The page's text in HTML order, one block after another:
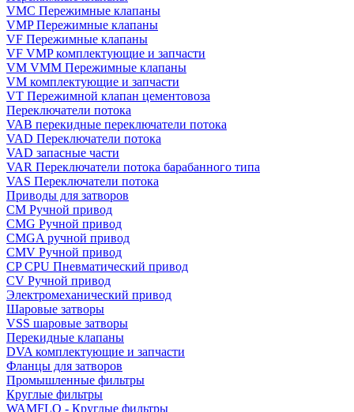
VMC Пережимные клапаны
VMP Пережимные клапаны
VF Пережимные клапаны
VF VMP комплектующие и запчасти
VM VMM Пережимные клапаны
VM комплектующие и запчасти
VT Пережимной клапан цементовоза
Переключатели потока
VAB перекидные переключатели потока
VAD Переключатели потока
VAD запасные части
VAR Переключатели потока барабанного типа
VAS Переключатели потока
Приводы для затворов
СМ Ручной привод
CMG Ручной привод
CMGA ручной привод
CMV Ручной привод
CP CPU Пневматический привод
CV Ручной привод
Электромеханический привод
Шаровые затворы
VSS шаровые затворы
Перекидные клапаны
DVA комплектующие и запчасти
Фланцы для затворов
Промышленные фильтры
Круглые фильтры
WAMFLO - Круглые фильтры